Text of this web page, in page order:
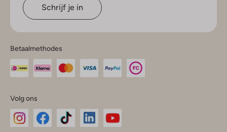
Schrijf je in
Betaalmethodes
Volg ons